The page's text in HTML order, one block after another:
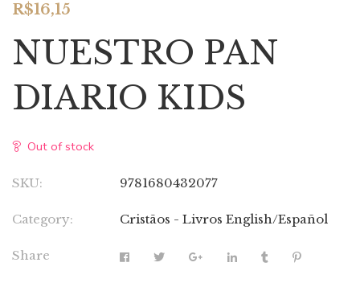
R$16,15
NUESTRO PAN
DIARIO KIDS
Out of stock
SKU: 9781680432077
Category: Cristãos - Livros English/Español
Share